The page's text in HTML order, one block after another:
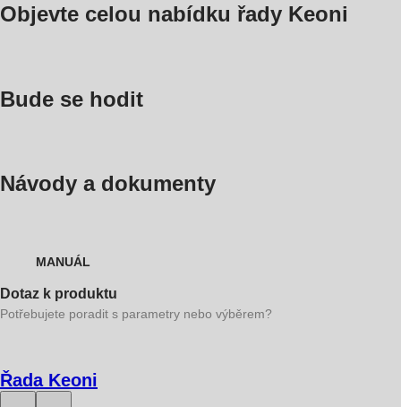
Objevte celou nabídku řady Keoni
Bude se hodit
Návody a dokumenty
MANUÁL
Dotaz k produktu
Potřebujete poradit s parametry nebo výběrem?
Řada Keoni